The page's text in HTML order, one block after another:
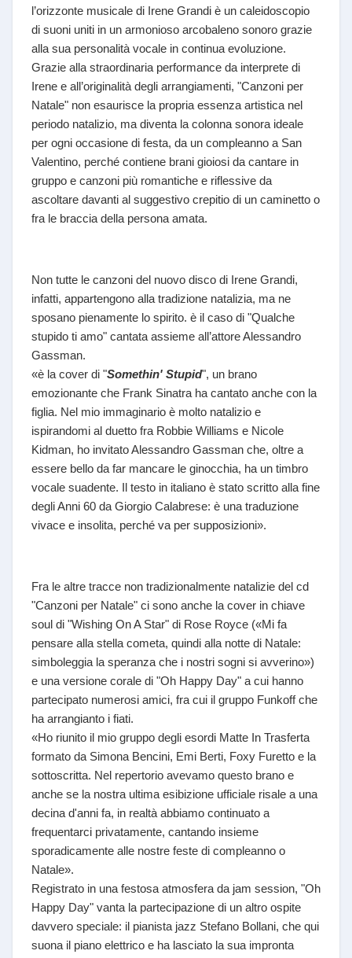
l’orizzonte musicale di Irene Grandi è un caleidoscopio
di suoni uniti in un armonioso arcobaleno sonoro grazie
alla sua personalità vocale in continua evoluzione.
Grazie alla straordinaria performance da interprete di
Irene e all’originalità degli arrangiamenti, "Canzoni per
Natale" non esaurisce la propria essenza artistica nel
periodo natalizio, ma diventa la colonna sonora ideale
per ogni occasione di festa, da un compleanno a San
Valentino, perché contiene brani gioiosi da cantare in
gruppo e canzoni più romantiche e riflessive da
ascoltare davanti al suggestivo crepitio di un caminetto o
fra le braccia della persona amata.
Non tutte le canzoni del nuovo disco di Irene Grandi,
infatti, appartengono alla tradizione natalizia, ma ne
sposano pienamente lo spirito. è il caso di "Qualche
stupido ti amo" cantata assieme all’attore Alessandro
Gassman.
«è la cover di "Somethin' Stupid", un brano
emozionante che Frank Sinatra ha cantato anche con la
figlia. Nel mio immaginario è molto natalizio e
ispirandomi al duetto fra Robbie Williams e Nicole
Kidman, ho invitato Alessandro Gassman che, oltre a
essere bello da far mancare le ginocchia, ha un timbro
vocale suadente. Il testo in italiano è stato scritto alla fine
degli Anni 60 da Giorgio Calabrese: è una traduzione
vivace e insolita, perché va per supposizioni».
Fra le altre tracce non tradizionalmente natalizie del cd
"Canzoni per Natale" ci sono anche la cover in chiave
soul di "Wishing On A Star" di Rose Royce («Mi fa
pensare alla stella cometa, quindi alla notte di Natale:
simboleggia la speranza che i nostri sogni si avverino»)
e una versione corale di "Oh Happy Day" a cui hanno
partecipato numerosi amici, fra cui il gruppo Funkoff che
ha arrangianto i fiati.
«Ho riunito il mio gruppo degli esordi Matte In Trasferta
formato da Simona Bencini, Emi Berti, Foxy Furetto e la
sottoscritta. Nel repertorio avevamo questo brano e
anche se la nostra ultima esibizione ufficiale risale a una
decina d'anni fa, in realtà abbiamo continuato a
frequentarci privatamente, cantando insieme
sporadicamente alle nostre feste di compleanno o
Natale».
Registrato in una festosa atmosfera da jam session, "Oh
Happy Day" vanta la partecipazione di un altro ospite
davvero speciale: il pianista jazz Stefano Bollani, che qui
suona il piano elettrico e ha lasciato la sua impronta